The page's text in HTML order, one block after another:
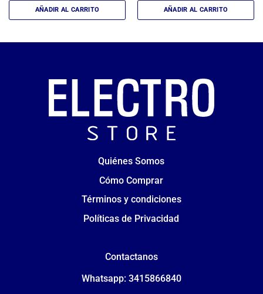
AÑADIR AL CARRITO AÑADIR AL CARRITO
Quiénes Somos
Cómo Comprar
Términos y condiciones
Políticas de Privacidad
Contactanos
Whatsapp: 3415866840